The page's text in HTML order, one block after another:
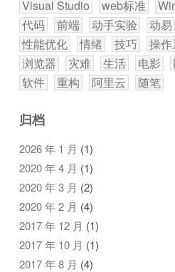
Visual Studio
web标准
代码
前端 动手实验 动易
性能优化
情绪 技巧 操
浏览器
灾难 生活 电影
软件
重构 阿里云 随笔
归档
2026 年 1 月 (1)
2020 年 4 月 (1)
2020 年 3 月 (2)
2020 年 2 月 (4)
2017 年 12 月 (1)
2017 年 10 月 (1)
2017 年 8 月 (4)